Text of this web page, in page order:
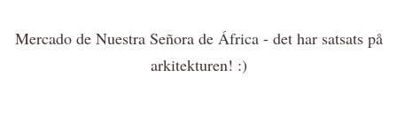
Mercado de Nuestra Señora de África - det har satsats på
arkitekturen! :)